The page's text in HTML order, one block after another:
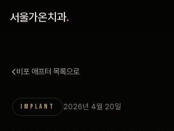
서울가온치과.
커뮤니티
비포 애프터 목록으로
IMPLANT 2026년 4월 20일